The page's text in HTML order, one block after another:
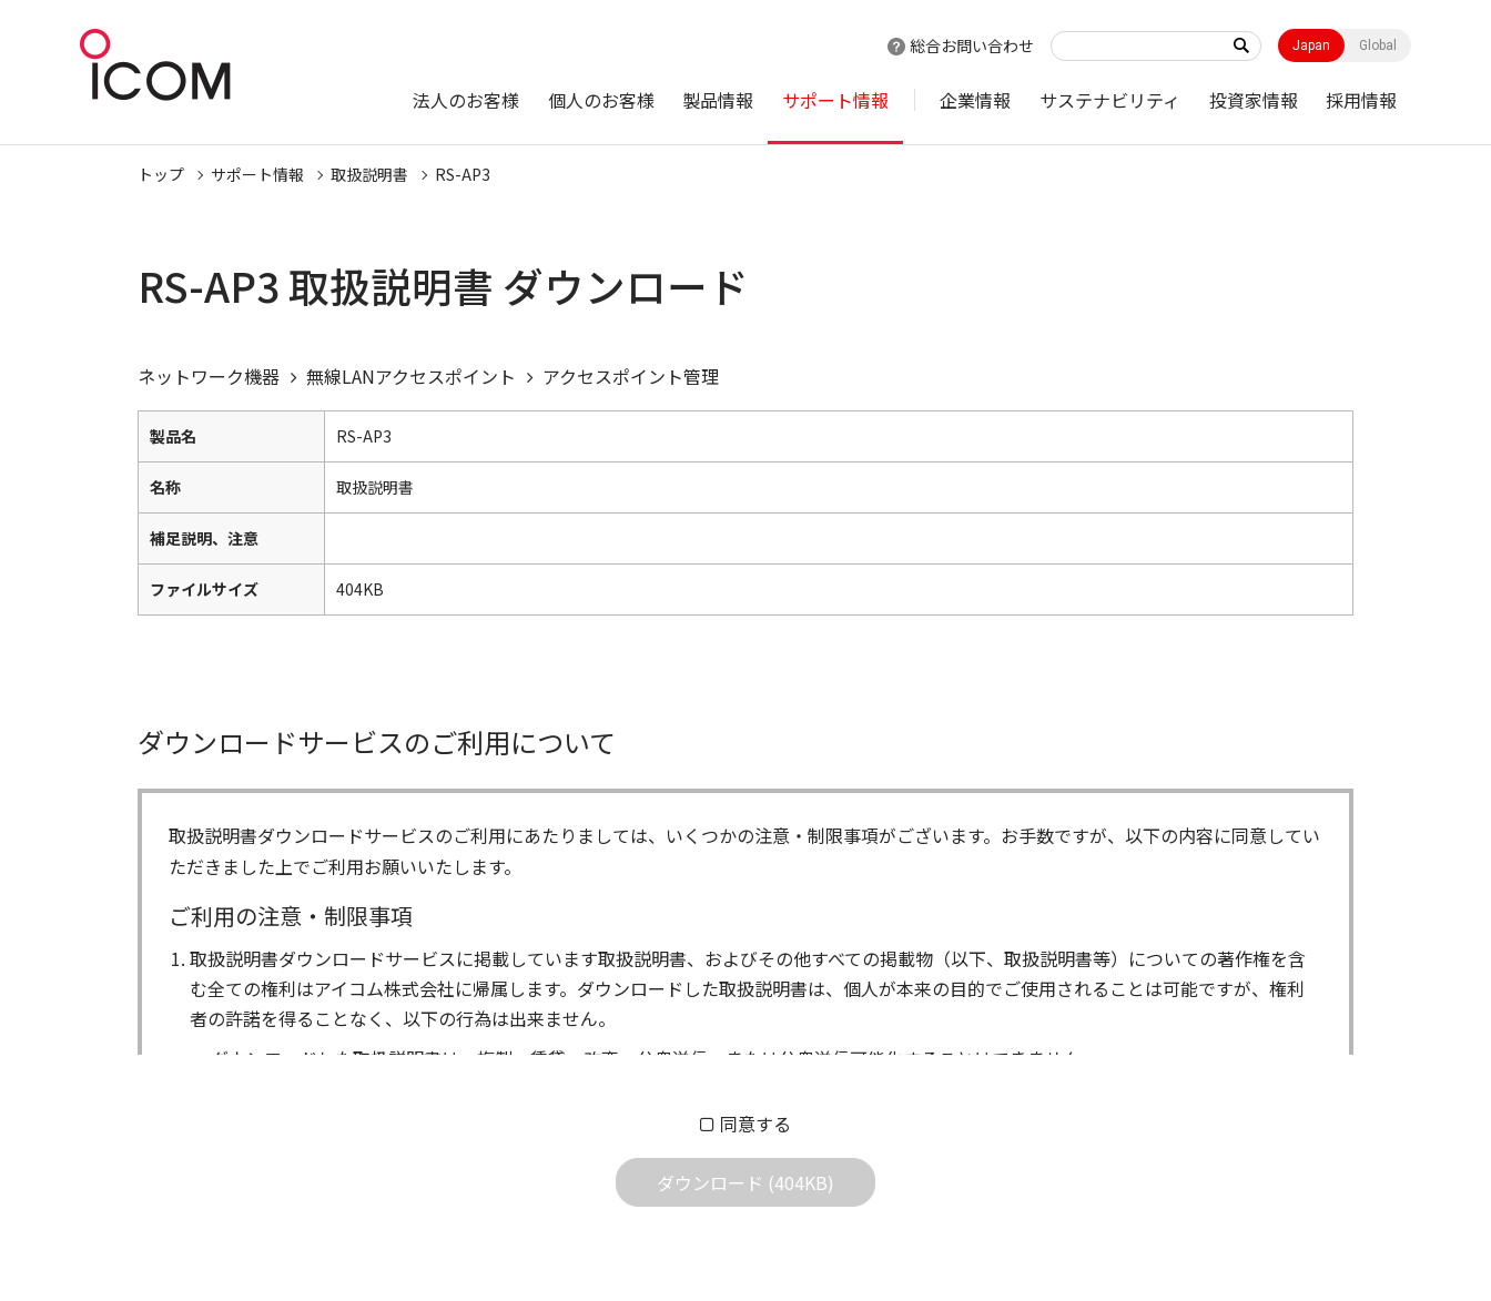
総合お問い合わせ Japan Global
法人のお客様 個人のお客様 製品情報 サポート情報 企業情報 サステナビリティ 投資家情報 採用情報
トップ サポート情報 取扱説明書 RS-AP3
RS-AP3 取扱説明書 ダウンロード
ネットワーク機器 無線LANアクセスポイント アクセスポイント管理
製品名 RS-AP3
名称 取扱説明書
補足説明、注意
ファイルサイズ 404KB
ダウンロードサービスのご利用について
取扱説明書ダウンロードサービスのご利用にあたりましては、いくつかの注意・制限事項がございます。お手数ですが、以下の内容に同意してい
ただきました上でご利用お願いいたします。
ご利用の注意・制限事項
取扱説明書ダウンロードサービスに掲載しています取扱説明書、およびその他すべての掲載物（以下、取扱説明書等）についての著作権を含
む全ての権利はアイコム株式会社に帰属します。ダウンロードした取扱説明書は、個人が本来の目的でご使用されることは可能ですが、権利
者の許諾を得ることなく、以下の行為は出来ません。
ダウンロードした取扱説明書は、複製、賃貸、改変、公衆送信、または公衆送信可能化することはできません。
ダウンロードした取扱説明書は、有償あるいは無償を問わず、営業活動に使用することは、いかなる場合であっても出来ません。
ダウンロードした取扱説明書等に使用されている写真、イラスト、データ等に付いての転用は一切出来ません。
同意する
ダウンロード (404KB)